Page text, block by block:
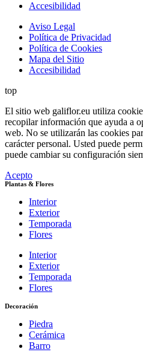
Accesibilidad
Aviso Legal
Política de Privacidad
Política de Cookies
Mapa del Sitio
Accesibilidad
top
El sitio web galiflor.eu utiliza
recopilar información que ayuda a
web. No se utilizarán las cookies
carácter personal. Usted puede
puede cambiar su configuración
Acepto
Plantas & Flores
Interior
Exterior
Temporada
Flores
Interior
Exterior
Temporada
Flores
Decoración
Piedra
Cerámica
Barro